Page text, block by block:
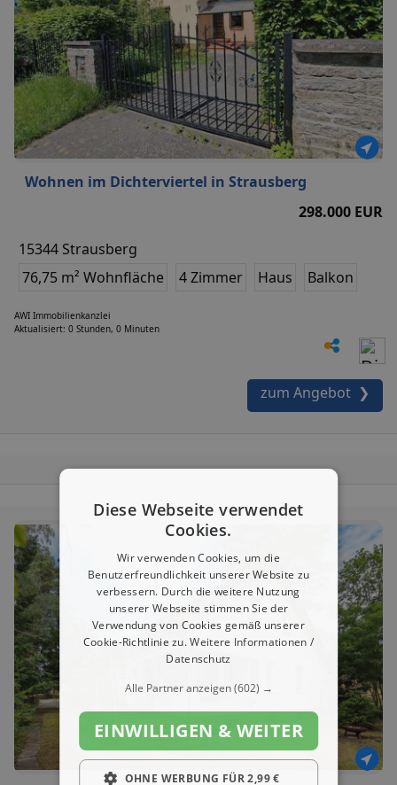
Wohnen im Dichterviertel in Strausberg
298.000 EUR
15344 Strausberg
76,75 m² Wohnfläche
4 Zimmer Haus Balkon
AWI Immobilienkanzlei
Aktualisiert: 0 Stunden, 0 Minuten
zum Angebot ❯
Diese Webseite verwendet
Cookies.
Wir verwenden Cookies, um die
Benutzerfreundlichkeit unserer Website zu
verbessern. Durch die weitere Nutzung
unserer Webseite stimmen Sie der
Verwendung von Cookies gemäß unserer
Cookie-Richtlinie zu.Weitere Informationen /
Datenschutz
Alle Partner anzeigen(602) →
EINWILLIGEN & WEITER
OHNE WERBUNG FÜR 2,99 €